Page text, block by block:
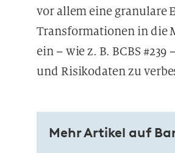
vor allem eine granulare
Transformationen in die
ein – wie z. B. BCBS
und Risikodaten zu
Mehr Artikel auf